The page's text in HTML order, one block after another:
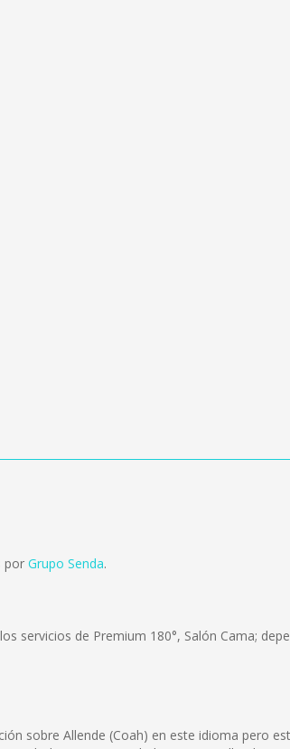
por Grupo Senda.
servicios de Premium 180°, Salón Cama;
sobre Allende (Coah) en este idioma pero